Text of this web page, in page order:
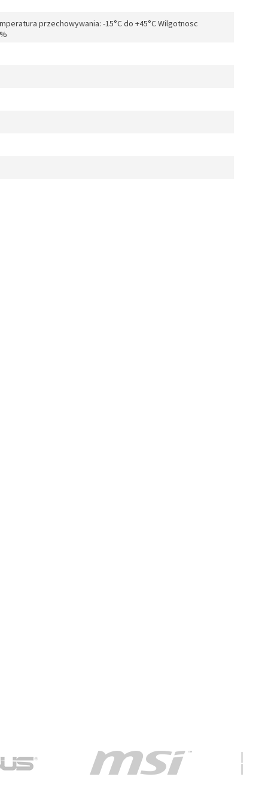
przechowywania: -15°C do +45°C Wilgotnosc